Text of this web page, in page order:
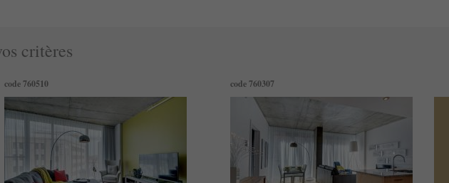
Essentiels
TV
Balcon
Convient aux enfants
Convient aux enfants en bas âge
critères
code 760510 code 760307